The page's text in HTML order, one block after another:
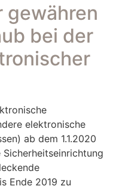
gewähren
bei der
elektronische
ab dem 1.1.2020
Ende 2019 zu